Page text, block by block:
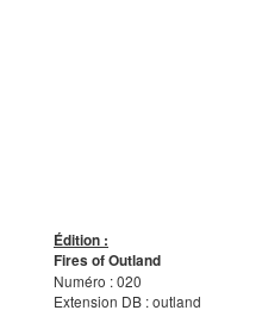
Édition :
Fires of Outland
Numéro : 020
Extension DB : outland